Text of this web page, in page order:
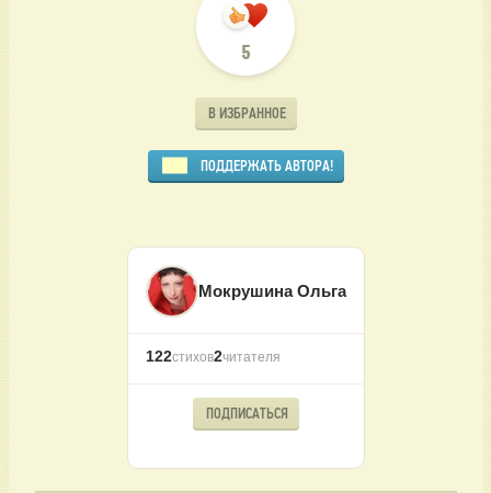
5
В ИЗБРАННОЕ
ПОДДЕРЖАТЬ АВТОРА!
Мокрушина Ольга
122стихов2читателя
ПОДПИСАТЬСЯ